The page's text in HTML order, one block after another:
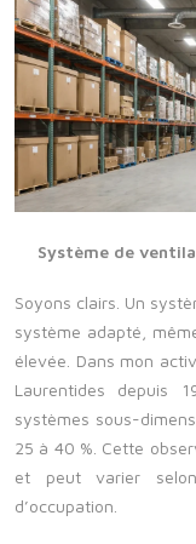
Système de
Soyons clairs. Un
système adapté,
élevée. Dans mon
Laurentides depuis
systèmes sous-
25 à 40 %. Cette
et peut varier
d’occupation.